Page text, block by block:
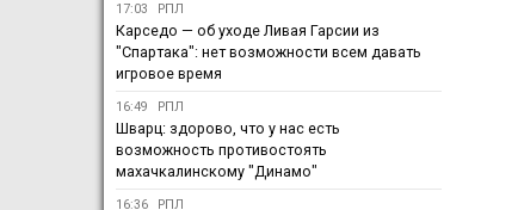
17:03 РПЛ
Карседо — об уходе Ливая Гарсии из
"Спартака": нет возможности всем давать
игровое время
16:49 РПЛ
Шварц: здорово, что у нас есть
возможность противостоять
махачкалинскому "Динамо"
16:36 РПЛ